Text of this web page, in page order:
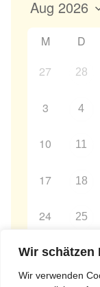
Wir schätzen
Wir verwenden
M D
27
28
3 4
10 11
17 18
24 25
31 1